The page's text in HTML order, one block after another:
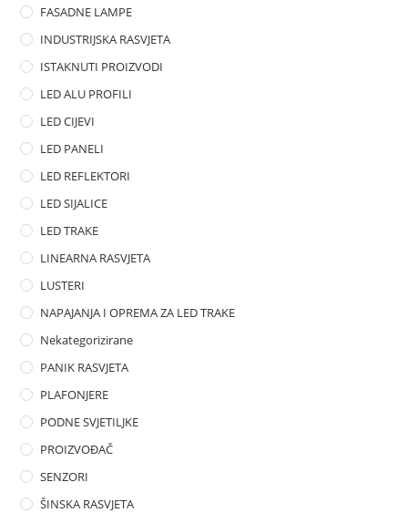
u
f
5
FASADNE LAMPE
INDUSTRIJSKA RASVJETA
ISTAKNUTI PROIZVODI
LED ALU PROFILI
LED CIJEVI
LED PANELI
LED REFLEKTORI
LED SIJALICE
LED TRAKE
LINEARNA RASVJETA
LUSTERI
NAPAJANJA I OPREMA ZA LED TRAKE
Nekategorizirane
PANIK RASVJETA
PLAFONJERE
PODNE SVJETILJKE
PROIZVOĐAČ
SENZORI
ŠINSKA RASVJETA